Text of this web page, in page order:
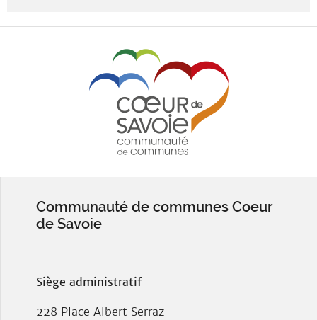
Communauté de communes Coeur
de Savoie
Siège administratif
228 Place Albert Serraz